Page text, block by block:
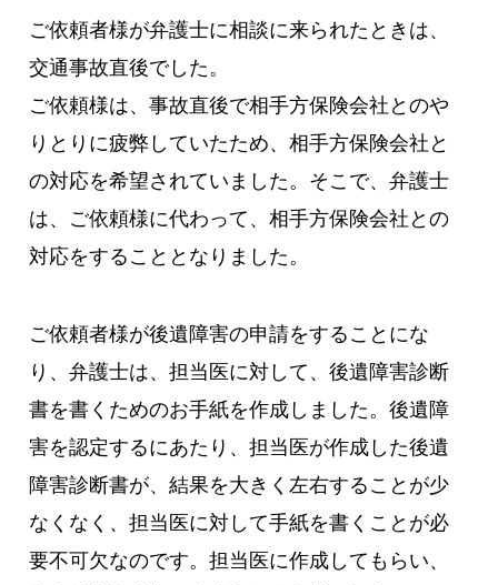
ご依頼者様が弁護士に相談に来られたときは、
交通事故直後でした。
ご依頼様は、事故直後で相手方保険会社とのや
りとりに疲弊していたため、相手方保険会社と
の対応を希望されていました。そこで、弁護士
は、ご依頼様に代わって、相手方保険会社との
対応をすることとなりました。
ご依頼者様が後遺障害の申請をすることにな
り、弁護士は、担当医に対して、後遺障害診断
書を書くためのお手紙を作成しました。後遺障
害を認定するにあたり、担当医が作成した後遺
障害診断書が、結果を大きく左右することが少
なくなく、担当医に対して手紙を書くことが必
要不可欠なのです。担当医に作成してもらい、